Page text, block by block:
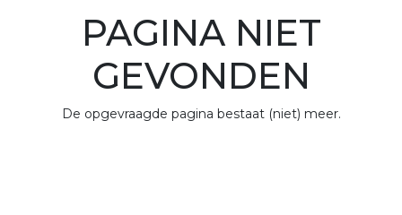
PAGINA NIET
GEVONDEN
De opgevraagde pagina bestaat (niet) meer.